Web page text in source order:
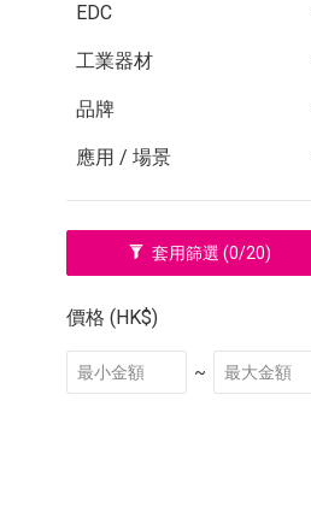
EDC
工業器材
品牌
應用 / 場景
套用篩選(0/20)
價格 (HK$)
~